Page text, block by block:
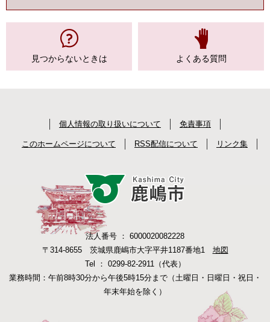
見つからないときは よくある質問
個人情報の取り扱いについて 免責事項
このホームページについて RSS配信について リンク集
法人番号 ： 6000020082228
〒314-8655 茨城県鹿嶋市大字平井1187番地1 地図
Tel ： 0299-82-2911（代表）
業務時間：午前8時30分から午後5時15分まで（土曜日・日曜日・祝日・
年末年始を除く）